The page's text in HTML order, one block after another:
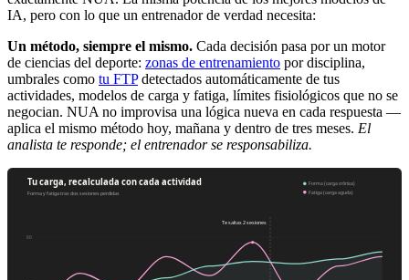
IA, pero con lo que un entrenador de verdad necesita:
Un método, siempre el mismo. Cada decisión pasa por un motor
de ciencias del deporte: zonas de entrenamiento por disciplina,
umbrales como tu FTPdetectados automáticamente de tus
actividades, modelos de carga y fatiga, límites fisiológicos que no se
negocian. NUA no improvisa una lógica nueva en cada respuesta —
aplica el mismo método hoy, mañana y dentro de tres meses. El
analista te responde; el entrenador se responsabiliza.